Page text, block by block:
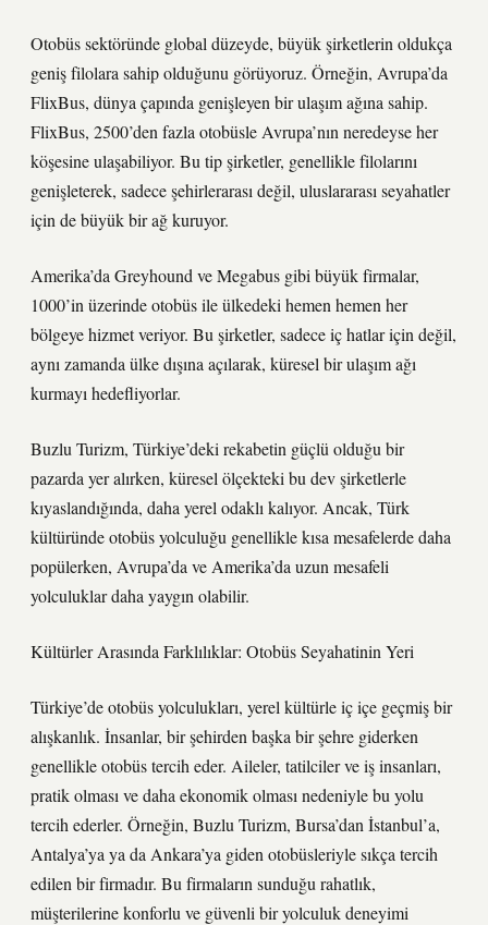
Otobüs sektöründe global düzeyde, büyük şirketlerin oldukça
geniş filolara sahip olduğunu görüyoruz. Örneğin, Avrupa’da
FlixBus, dünya çapında genişleyen bir ulaşım ağına sahip.
FlixBus, 2500’den fazla otobüsle Avrupa’nın neredeyse her
köşesine ulaşabiliyor. Bu tip şirketler, genellikle filolarını
genişleterek, sadece şehirlerarası değil, uluslararası seyahatler
için de büyük bir ağ kuruyor.
Amerika’da Greyhound ve Megabus gibi büyük firmalar,
1000’in üzerinde otobüs ile ülkedeki hemen hemen her
bölgeye hizmet veriyor. Bu şirketler, sadece iç hatlar için değil,
aynı zamanda ülke dışına açılarak, küresel bir ulaşım ağı
kurmayı hedefliyorlar.
Buzlu Turizm, Türkiye’deki rekabetin güçlü olduğu bir
pazarda yer alırken, küresel ölçekteki bu dev şirketlerle
kıyaslandığında, daha yerel odaklı kalıyor. Ancak, Türk
kültüründe otobüs yolculuğu genellikle kısa mesafelerde daha
popülerken, Avrupa’da ve Amerika’da uzun mesafeli
yolculuklar daha yaygın olabilir.
Kültürler Arasında Farklılıklar: Otobüs Seyahatinin Yeri
Türkiye’de otobüs yolculukları, yerel kültürle iç içe geçmiş bir
alışkanlık. İnsanlar, bir şehirden başka bir şehre giderken
genellikle otobüs tercih eder. Aileler, tatilciler ve iş insanları,
pratik olması ve daha ekonomik olması nedeniyle bu yolu
tercih ederler. Örneğin, Buzlu Turizm, Bursa’dan İstanbul’a,
Antalya’ya ya da Ankara’ya giden otobüsleriyle sıkça tercih
edilen bir firmadır. Bu firmaların sunduğu rahatlık,
müşterilerine konforlu ve güvenli bir yolculuk deneyimi